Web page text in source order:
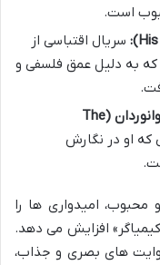
است.
سریال اقتباسی از
که به دلیل عمق فلسفی و
شناگران (The Swimmers) و هوانوردان (The
که او در نگارش
محبوب، امیدواری ها را
افزایش می دهد.
روایت های بصری و جذاب،